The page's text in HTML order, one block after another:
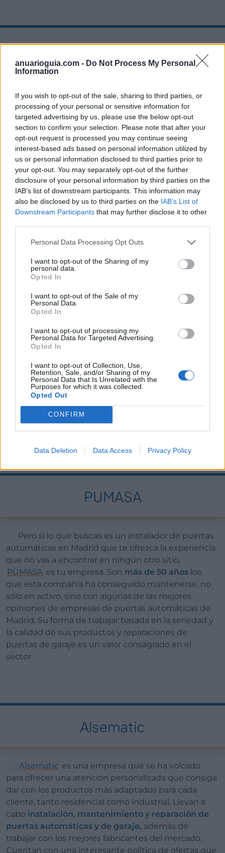
anuarioguia.com - Do Not Process My Personal
Information
If you wish to opt-out of the sale, sharing to third parties, or
processing of your personal or sensitive information for
targeted advertising by us, please use the below opt-out
section to confirm your selection. Please note that after your
opt-out request is processed you may continue seeing
interest-based ads based on personal information utilized by
us or personal information disclosed to third parties prior to
your opt-out. You may separately opt-out of the further
disclosure of your personal information by third parties on the
IAB’s list of downstream participants. This information may
also be disclosed by us to third parties on the IAB’s List of
Downstream Participants that may further disclose it to other
Personal Data Processing Opt Outs
I want to opt-out of the Sharing of my
personal data.
Opted In
I want to opt-out of the Sale of my
Personal Data.
Opted In
I want to opt-out of processing my
Personal Data for Targeted Advertising.
Opted In
I want to opt-out of Collection, Use,
Retention, Sale, and/or Sharing of my
Personal Data that Is Unrelated with the
Purposes for which it was collected.
Opted Out
CONFIRM
Data Deletion Data Access Privacy Policy
Alomatic
automáticas madrileñas se limitan al ámbito
doméstico o comercial, con
Alomatic
nos
encontramos una compañía que, sin dejar de
centrarse en estas áreas, también es instaladora de
puertas automáticas industriales en Madrid. Así,
este equipo de profesionales de los automatismos
aborda proyectos de muy distinta naturaleza,
demostrando en la satisfacción de sus clientes una
calidad y seriedad en su trabajo que hace que cada
día más personas confíen en ellos.
Puertas Márquez
En este caso con un área de acción que incluye
tanto las puertas automáticas y de garaje como las
manuales,enPuertas Márqueznos encontramos
que pueda albergar una de estas estructuras. Su
catálogo de puertas de garaje correderas,
basculantes, abatibles o seccionales también incluye
oportunidad de adquirir tu puerta de garaje en
Madrid con estos profesionales.
PUMASA
Pero si lo que buscas es un instalador de puertas
automáticas en Madrid que te ofrezca la experiencia
que no vas a encontrar en ningún otro sitio,
PUMASA es tu empresa. Son más de 50 años los
que esta compañía ha conseguido mantenerse, no
sólo en activo, sino con algunas de las mejores
opiniones de empresas de puertas automáticas de
Madrid. Su forma de trabajar basada en la seriedad y
la calidad de sus productos y reparaciones de
puertas de garaje es un valor consagrado en el
sector.
Alsematic
Alsematic es una empresa que se ha volcado
para ofrecer una atención personalizada que consiga
dar con los productos más adaptados para cada
cliente, tanto residencial como industrial. Llevan a
cabo instalación, mantenimiento y reparación de
puertas automáticas y de garaje, además de
trabajar con los mejores fabricantes del mercado.
Cuentan con una interesante política de ofertas que